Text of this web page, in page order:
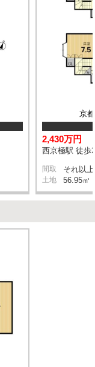
京
2,430万円
西京極駅 徒歩
間取 それ以上
土地 56.95㎡